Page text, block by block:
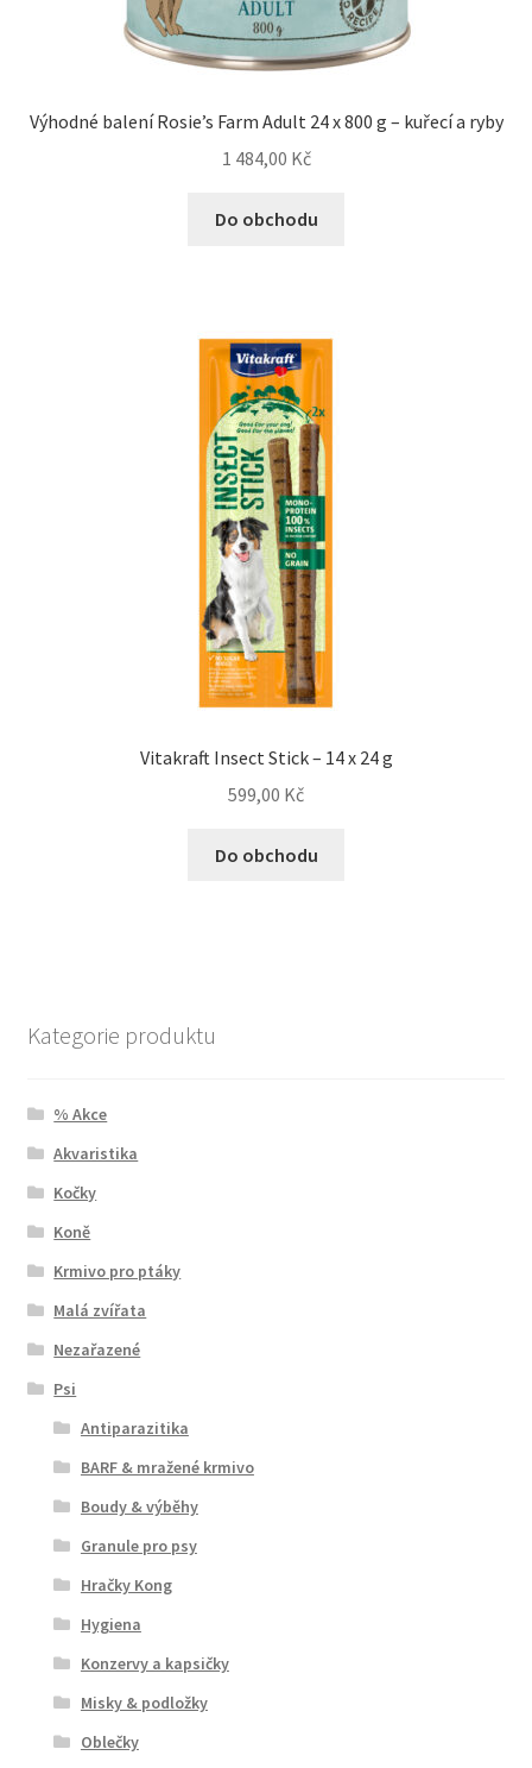
Výhodné balení Rosie’s Farm Adult 24 x 800 g – kuřecí a ryby
1 484,00 Kč
Do obchodu
Vitakraft Insect Stick – 14 x 24 g
599,00 Kč
Do obchodu
Kategorie produktu
% Akce
Akvaristika
Kočky
Koně
Krmivo pro ptáky
Malá zvířata
Nezařazené
Psi
Antiparazitika
BARF & mražené krmivo
Boudy & výběhy
Granule pro psy
Hračky Kong
Hygiena
Konzervy a kapsičky
Misky & podložky
Oblečky